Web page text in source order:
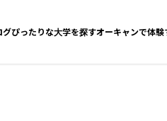
グぴったりな大学を探すオーキャンで体験